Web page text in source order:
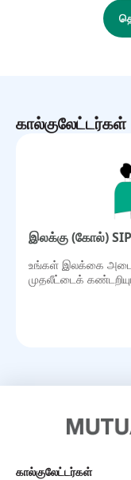
கால்குலேட்டர்கள்
இலக்கு (கோல்) SIP
உங்கள் இலக்கை
முதலீட்டைக்
கால்குலேட்டர்கள்